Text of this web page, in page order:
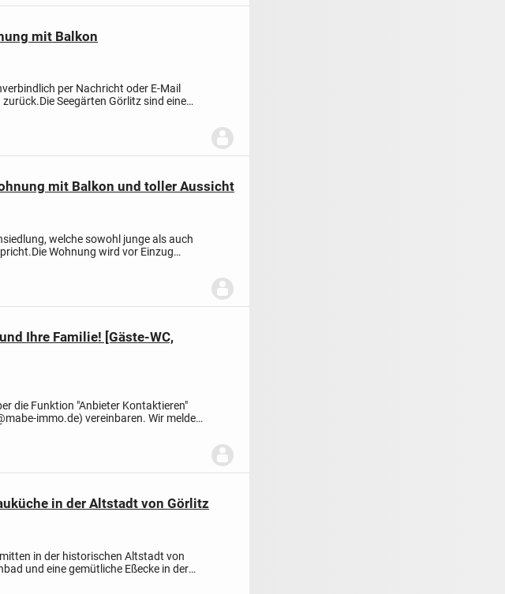
mit Balkon
per Nachricht oder E-Mail
zurück.Die Seegärten Görlitz sind eine
auch ältere...
mit Balkon und toller Aussicht
welche sowohl junge als auch
Die Wohnung wird vor Einzug
von grünen...
Ihre Familie! [Gäste-WC,
die Funktion "Anbieter Kontaktieren"
immo.de) vereinbaren. Wir melden
Görlitz" sind...
in der Altstadt von Görlitz
in der historischen Altstadt von
und eine gemütliche Eßecke in der
Außenterrasse...